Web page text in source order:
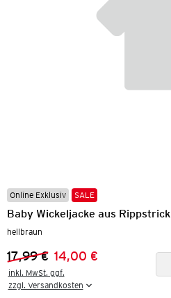
Online Exklusiv SALE
Baby Wickeljacke aus Rippstrick
hellbraun
Vorheriger Preis:
17,99 €
Neuer Preis:
14,00 €
inkl. MwSt. ggf.
zzgl. Versandkosten